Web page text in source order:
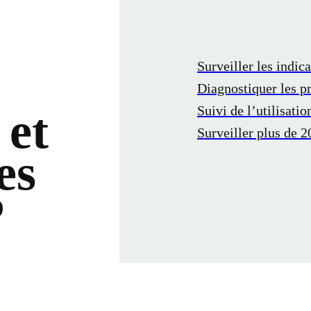
Surveiller les
Diagnostiquer les
Suivi de
Surveiller plus de